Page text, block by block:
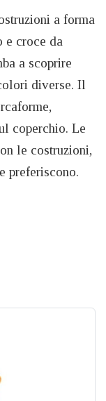
a forma
e croce da
a scoprire
diverse. Il
coperchio. Le
le costruzioni,
preferiscono.